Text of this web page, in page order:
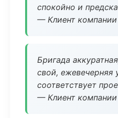
спокойно и
— Клиент компании
Бригада
свой, ежевечерняя
соответствует
— Клиент компании